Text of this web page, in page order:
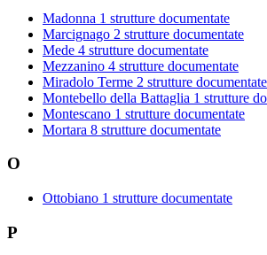
Madonna 1 strutture documentate
Marcignago 2 strutture documentate
Mede 4 strutture documentate
Mezzanino 4 strutture documentate
Miradolo Terme 2 strutture documentate
Montebello della Battaglia 1 strutture
Montescano 1 strutture documentate
Mortara 8 strutture documentate
O
Ottobiano 1 strutture documentate
P